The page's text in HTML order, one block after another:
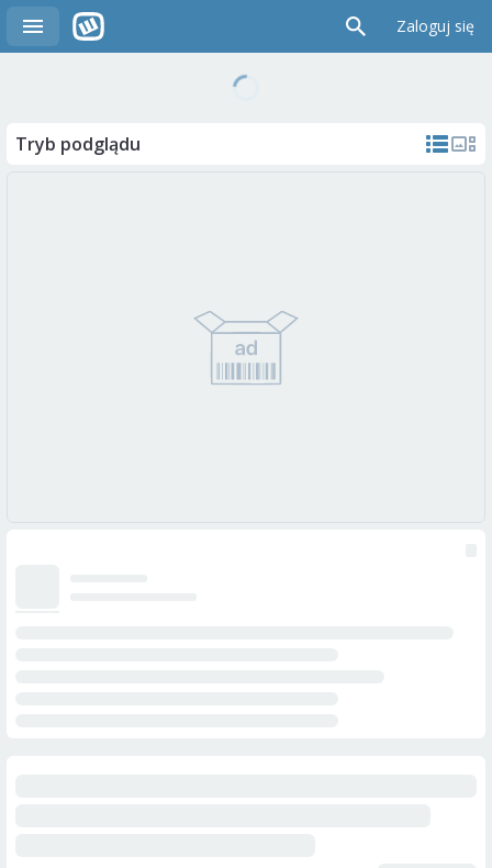
Zaloguj się
Tryb podglądu